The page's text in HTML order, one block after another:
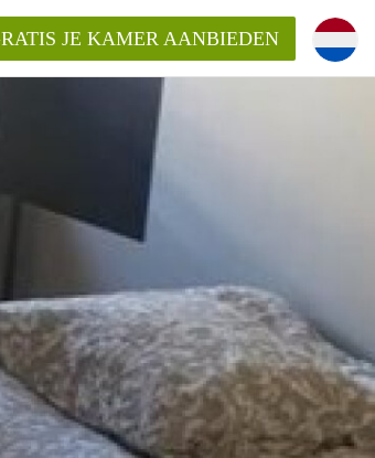
Kamer / Kamers in
JE KAMER AANBIEDEN